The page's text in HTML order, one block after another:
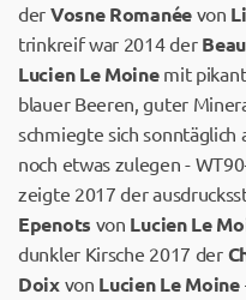
der Vosne Romanéevon
trinkreif war 2014 der
Lucien Le Moinemit
blauer Beeren, guter
schmiegte sich sonntäglich
noch etwas zulegen -
zeigte 2017 der
Epenots von Lucien Le
dunkler Kirsche 2017 der
Doixvon Lucien Le Moine